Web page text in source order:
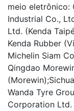
meio eletrônico:
Industrial Co.,
Ltd. (Kenda
Kenda Rubber
Michelin Siam
Qingdao
Wanda Tyre
Corporation Ltd.